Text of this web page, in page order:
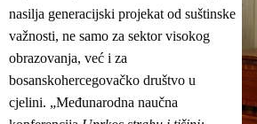
nasilja generacijski projekat od suštinske
važnosti, ne samo za sektor visokog
obrazovanja, već i za
bosanskohercegovačko društvo u
cjelini. „Međunarodna naučna